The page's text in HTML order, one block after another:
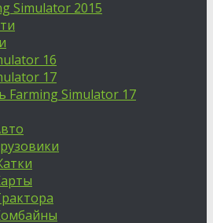
Simulator 2015
16
17
Farming Simulator 17